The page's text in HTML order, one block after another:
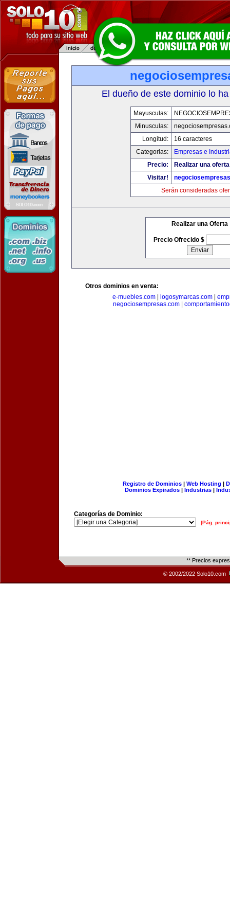
El dueño de este dominio lo
Mayusculas:
Minusculas:
Longitud:
16 caracteres
Categorias:
Empresas e
Precio:
Realizar una
Visitar!
Serán consideradas
Realizar una Oferta
Precio Ofrecido $
Otros dominios en venta:
e-muebles.com
logosymarcas.com
negociosempresas.com|
Registro de Dominios| Web Hosting |
Dominios Expirados | Industrias |
Categorías de Dominio:
[Pág.
** Precios
© 2002/2022 Solo10.com